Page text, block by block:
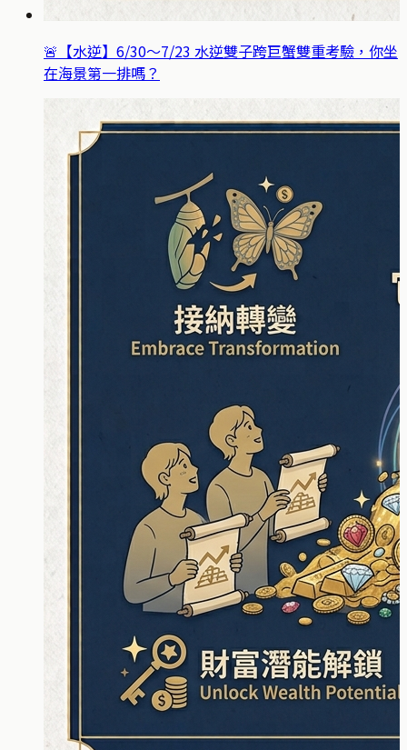
🚨【水逆】6/30～7/23 水逆雙子跨巨蟹雙重考驗，你坐
在海景第一排嗎？